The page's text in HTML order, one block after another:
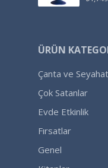
ÜRÜN
Çanta ve
Çok Satanlar
Evde Etkinlik
Fırsatlar
Genel